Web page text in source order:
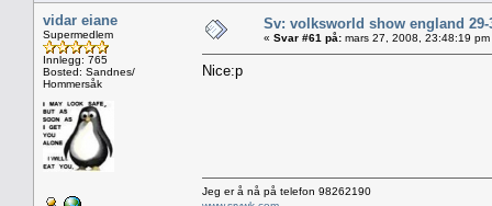
vidar eiane
Supermedlem
Innlegg: 765
Bosted: Sandnes/
Hommersåk
Sv: volksworld show england 29-
« Svar #61 på: mars 27, 2008, 23:48:19 pm
Nice:p
Jeg er å nå på telefon 98262190